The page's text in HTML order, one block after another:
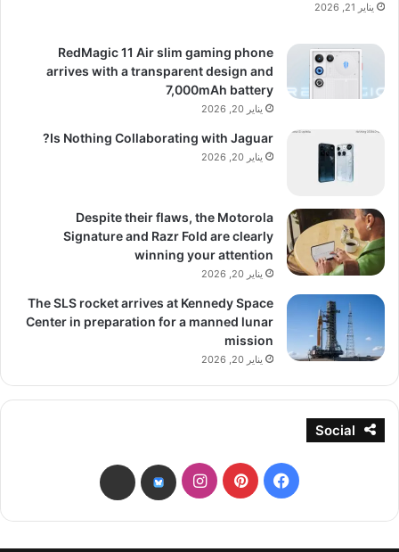
يناير 21, 2026
RedMagic 11 Air slim gaming phone
arrives with a transparent design and
7,000mAh battery
يناير 20, 2026
Is Nothing Collaborating with Jaguar?
يناير 20, 2026
Despite their flaws, the Motorola
Signature and Razr Fold are clearly
winning your attention
يناير 20, 2026
The SLS rocket arrives at Kennedy Space
Center in preparation for a manned lunar
mission
يناير 20, 2026
Social
فيسبوكبينتيريستانستقرامbsky
threads